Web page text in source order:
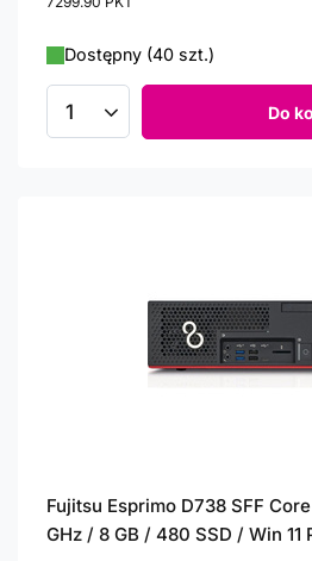
Dostępny (40 szt.)
Ilość produktów Do
Fujitsu Esprimo D738 SFF
GHz / 8 GB / 480 SSD / Win 11